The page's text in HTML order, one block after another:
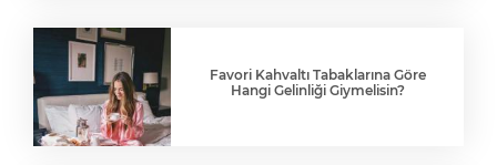
Favori Kahvaltı Tabaklarına Göre
Hangi Gelinliği Giymelisin?